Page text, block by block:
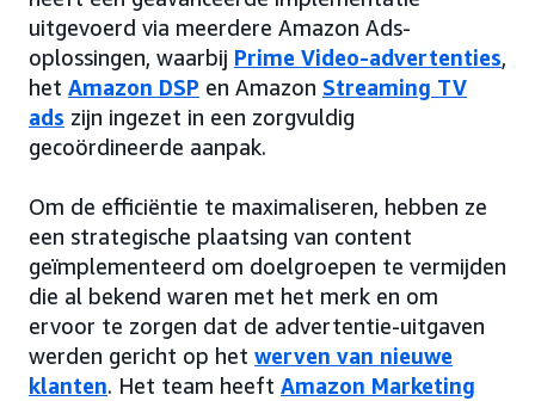
uitgevoerd via meerdere Amazon Ads-
oplossingen, waarbij Prime Video-advertenties,
het Amazon DSP en Amazon Streaming TV
ads zijn ingezet in een zorgvuldig
gecoördineerde aanpak.
Om de efficiëntie te maximaliseren, hebben ze
een strategische plaatsing van content
geïmplementeerd om doelgroepen te vermijden
die al bekend waren met het merk en om
ervoor te zorgen dat de advertentie-uitgaven
werden gericht op het werven van nieuwe
klanten. Het team heeft Amazon Marketing